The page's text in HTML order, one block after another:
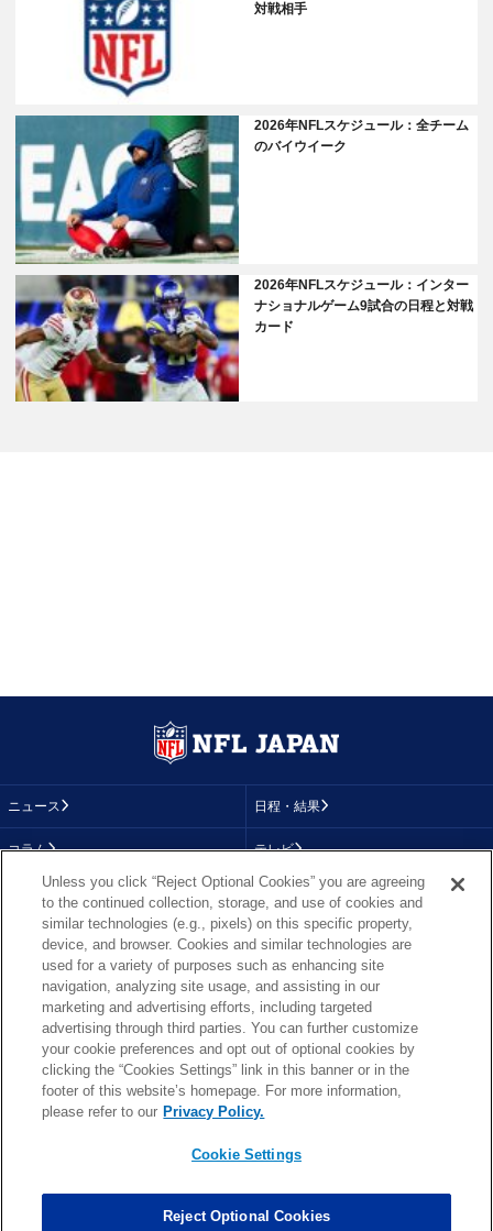
対戦相手
2026年NFLスケジュール：全チーム
のバイウイーク
2026年NFLスケジュール：インター
ナショナルゲーム9試合の日程と対戦
カード
ニュース 日程・結果
コラム テレビ
画像
順位表
About NFL
More NFL 特集
TOP お問い合わせ FAQ
PHOTO BY AP Images / PHOTO BY Getty Images
Unless you click “Reject Optional Cookies” you are agreeing
to the continued collection, storage, and use of cookies and
similar technologies (e.g., pixels) on this specific property,
device, and browser. Cookies and similar technologies are
used for a variety of purposes such as enhancing site
navigation, analyzing site usage, and assisting in our
marketing and advertising efforts, including targeted
advertising through third parties. You can further customize
your cookie preferences and opt out of optional cookies by
clicking the “Cookies Settings” link in this banner or in the
footer of this website’s homepage. For more information,
please refer to our Privacy Policy.
Cookie Settings
Reject Optional Cookies